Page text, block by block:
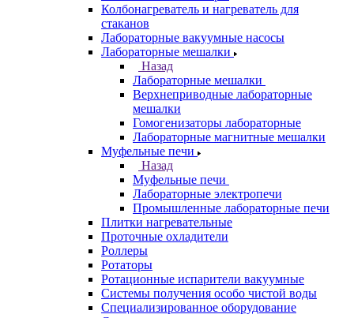
Колбонагреватель и нагреватель для
стаканов
Лабораторные вакуумные насосы
Лабораторные мешалки
Назад
Лабораторные мешалки
Верхнеприводные лабораторные
мешалки
Гомогенизаторы лабораторные
Лабораторные магнитные мешалки
Муфельные печи
Назад
Муфельные печи
Лабораторные электропечи
Промышленные лабораторные печи
Плитки нагревательные
Проточные охладители
Роллеры
Ротаторы
Ротационные испарители вакуумные
Системы получения особо чистой воды
Специализированное оборудование